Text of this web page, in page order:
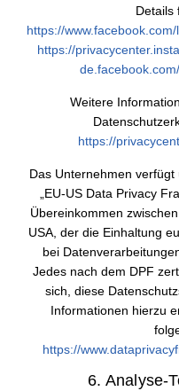
Details
https://
https://
Weitere
https://
Das Unternehmen
„EU-US Data Privacy
Übereinkommen
USA, der die Einhaltung
bei
Jedes nach dem DPF
sich, diese
Informationen hierzu
https://
6. Analyse-